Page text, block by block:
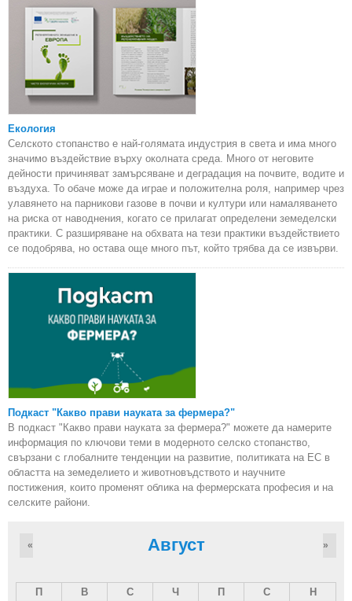
Екология
Селското стопанство е най-голямата индустрия в света и има много
значимо въздействие върху околната среда. Много от неговите
дейности причиняват замърсяване и деградация на почвите, водите и
въздуха. То обаче може да играе и положителна роля, например чрез
улавянето на парникови газове в почви и култури или намаляването
на риска от наводнения, когато се прилагат определени земеделски
практики. С разширяване на обхвата на тези практики въздействието
се подобрява, но остава още много път, който трябва да се извърви.
Подкаст "Какво прави науката за фермера?"
В подкаст "Какво прави науката за фермера?" можете да намерите
информация по ключови теми в модерното селско стопанство,
свързани с глобалните тенденции на развитие, политиката на ЕС в
областта на земеделието и животновъдството и научните
постижения, които променят облика на фермерската професия и на
селските райони.
Август
« »
П В С Ч П С
Н